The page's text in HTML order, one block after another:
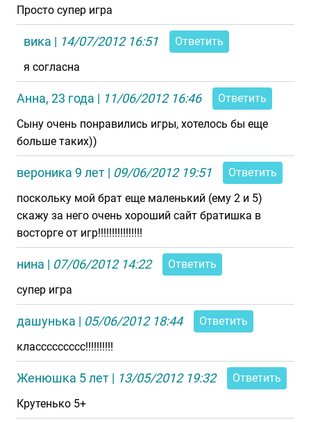
Просто супер игра
вика | 14/07/2012 16:51
Ответить
я согласна
Анна, 23 года | 11/06/2012 16:46
Ответить
Сыну очень понравились игры, хотелось бы еще
больше таких))
вероника 9 лет | 09/06/2012 19:51
Ответить
поскольку мой брат еще маленький (ему 2 и 5)
скажу за него очень хороший сайт братишка в
восторге от игр!!!!!!!!!!!!!!!!
нина | 07/06/2012 14:22
Ответить
супер игра
дашунька | 05/06/2012 18:44
Ответить
классссссссс!!!!!!!!!!
Женюшка 5 лет | 13/05/2012 19:32
Ответить
Крутенько 5+